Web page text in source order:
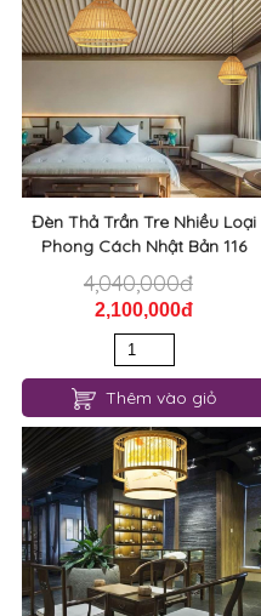
Đèn Thả Trần Tre Nhiều Loại
Phong Cách Nhật Bản 116
4,040,000đ
2,100,000đ
Đèn Thả Trần Bằng Tre Nghệ
Thuật Nhật Bản 114
2,780,000đ